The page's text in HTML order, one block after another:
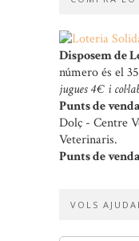
Disposem de
número és el
jugues 4 € i
Punts de
Dolç - Centre
Veterinaris.
Punts de
VOLS